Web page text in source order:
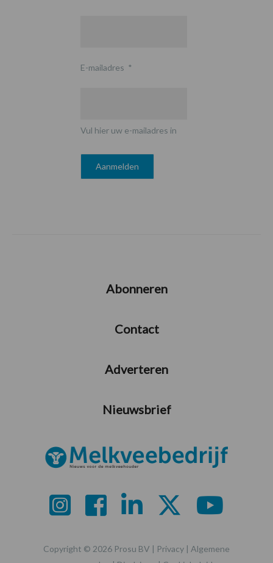
E-mailadres *
Vul hier uw e-mailadres in
Abonneren
Contact
Adverteren
Nieuwsbrief
Copyright © 2026 Prosu BV | Privacy | Algemene